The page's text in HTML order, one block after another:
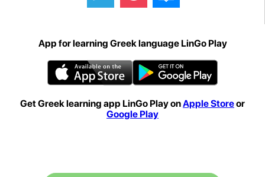
App for learning Greek language LinGo Play
Get Greek learning app LinGo Play onApple Storeor
Google Play